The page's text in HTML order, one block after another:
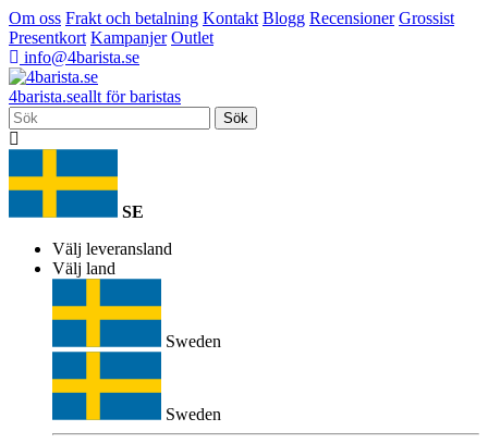
Om oss Frakt och betalning Kontakt Blogg Recensioner Grossist
Presentkort Kampanjer Outlet
info@4barista.se
4barista.seallt för baristas
Sök
SE
Välj leveransland
Välj land
Sweden
Sweden